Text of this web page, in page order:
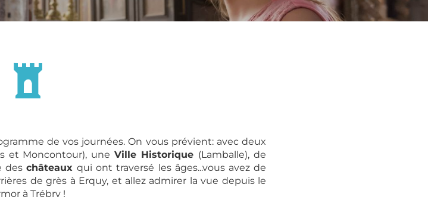
de vos journées. On vous prévient: avec deux
et Moncontour), uneVille Historique (Lamballe), de
des châteauxqui ont traversé les âges...vous avez de
de grès à Erquy, et allez admirer la vue depuis le
à Trébry !